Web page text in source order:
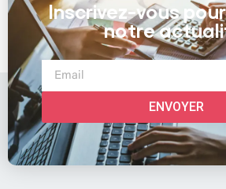
Inscrivez-vous
notre
ENVOYER